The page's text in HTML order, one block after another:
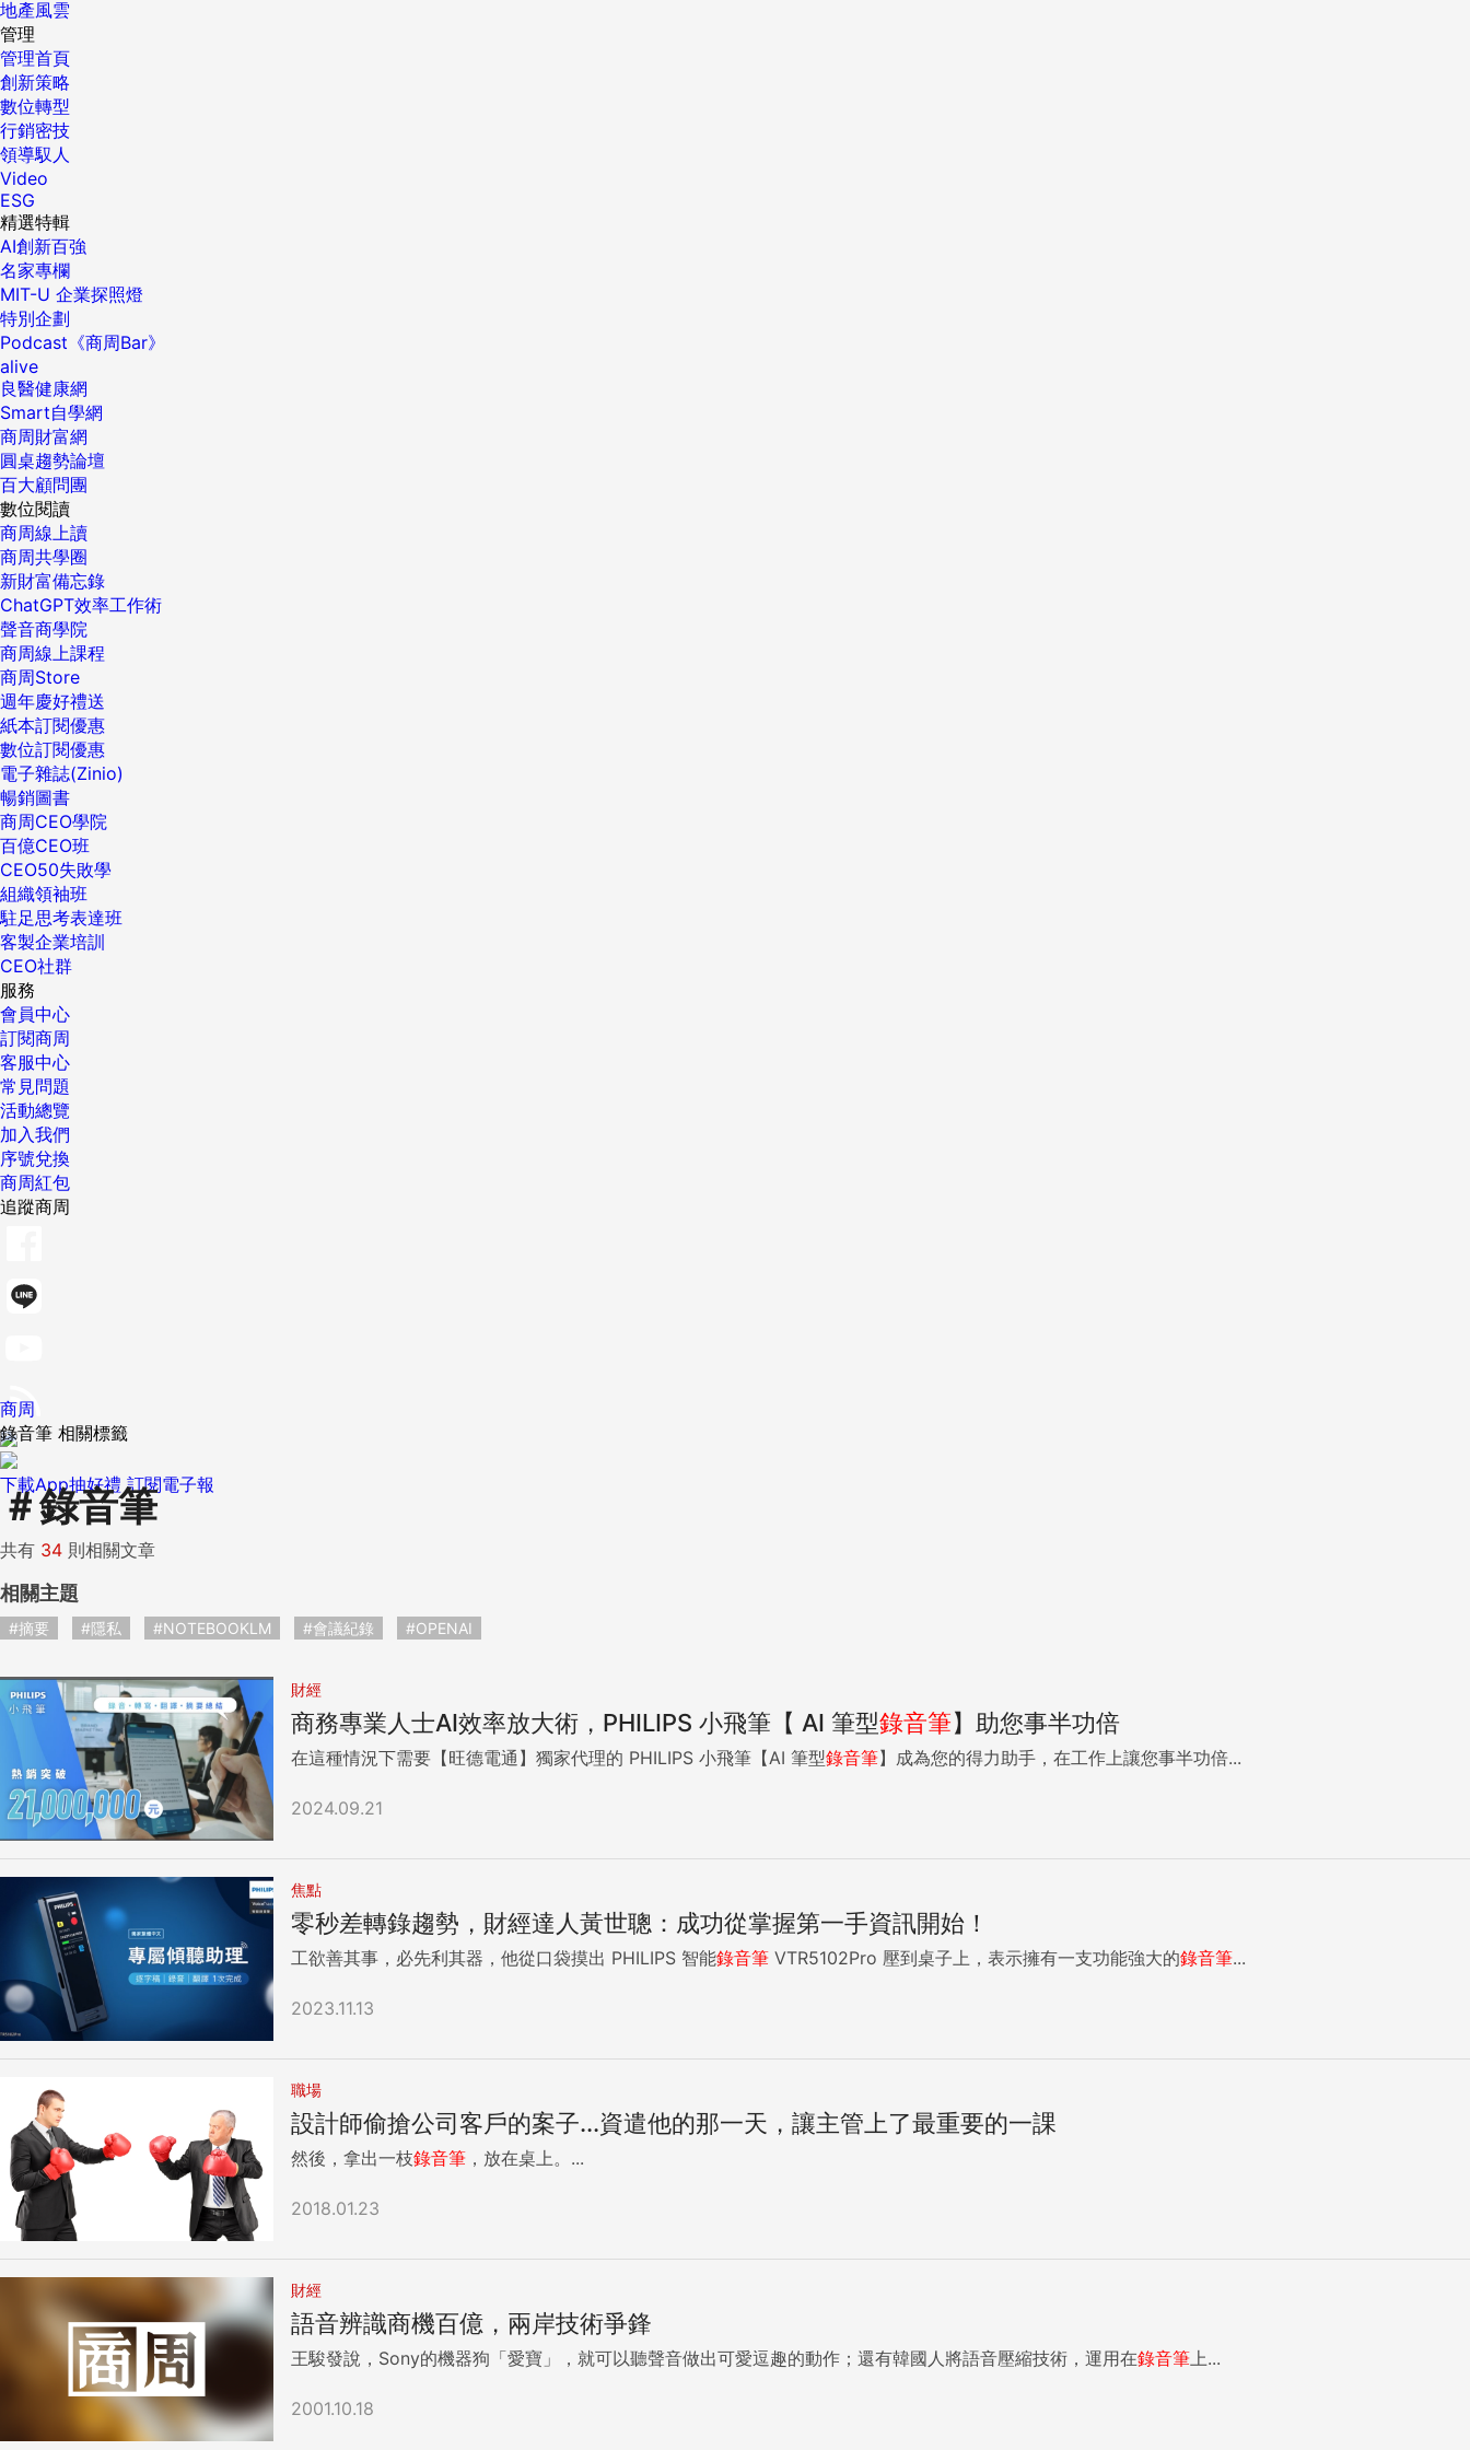
地產風雲
管理
管理首頁
創新策略
數位轉型
行銷密技
領導馭人
Video
ESG
精選特輯
AI創新百強
名家專欄
MIT-U 企業探照燈
特別企劃
Podcast《商周Bar》
alive
良醫健康網
Smart自學網
商周財富網
圓桌趨勢論壇
百大顧問團
數位閱讀
商周線上讀
商周共學圈
新財富備忘錄
ChatGPT效率工作術
聲音商學院
商周線上課程
商周Store
週年慶好禮送
紙本訂閱優惠
數位訂閱優惠
電子雜誌(Zinio)
暢銷圖書
商周CEO學院
百億CEO班
CEO50失敗學
組織領袖班
駐足思考表達班
客製企業培訓
CEO社群
服務
會員中心
訂閱商周
客服中心
常見問題
活動總覽
加入我們
序號兌換
商周紅包
追蹤商周
下載App抽好禮 訂閱電子報
商周
錄音筆 相關標籤
＃錄音筆
共有 34 則相關文章
相關主題
#摘要 #隱私 #NOTEBOOKLM #會議紀錄 #OPENAI
財經
商務專業人士AI效率放大術，PHILIPS 小飛筆【 AI 筆型錄音筆】助您事半功倍
在這種情況下需要【旺德電通】獨家代理的 PHILIPS 小飛筆【AI 筆型錄音筆】成為您的得力助手，在工作上讓您事半功倍...
2024.09.21
焦點
零秒差轉錄趨勢，財經達人黃世聰：成功從掌握第一手資訊開始！
工欲善其事，必先利其器，他從口袋摸出 PHILIPS 智能錄音筆 VTR5102Pro 壓到桌子上，表示擁有一支功能強大的錄音筆...
2023.11.13
職場
設計師偷搶公司客戶的案子...資遣他的那一天，讓主管上了最重要的一課
然後，拿出一枝錄音筆 ，放在桌上。...
2018.01.23
財經
語音辨識商機百億，兩岸技術爭鋒
王駿發說，Sony的機器狗「愛寶」，就可以聽聲音做出可愛逗趣的動作；還有韓國人將語音壓縮技術，運用在錄音筆 上...
2001.10.18